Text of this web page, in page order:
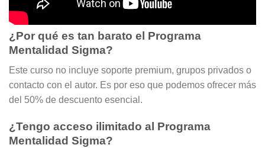
¿Por qué es tan barato el Programa
Mentalidad Sigma?
Este curso no incluye soporte premium, grupos privados o
contacto con el autor. Es por eso que podemos ofrecer más
del 50% de descuento esencial.
¿Tengo acceso ilimitado al Programa
Mentalidad Sigma?